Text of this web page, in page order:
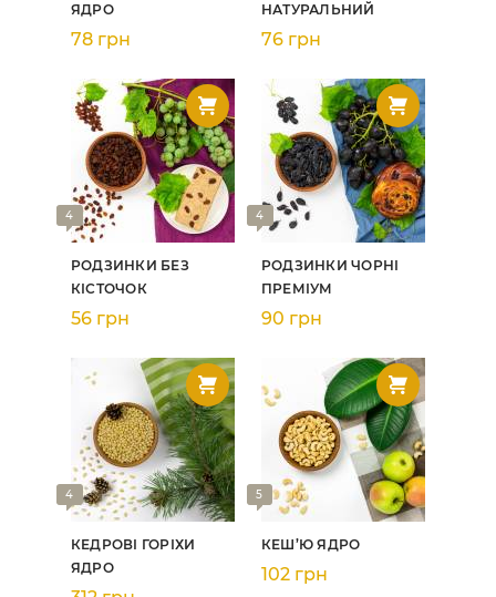
ЯДРО
78 грн
НАТУРАЛЬНИЙ
76 грн
4
РОДЗИНКИ БЕЗ
КІСТОЧОК
56 грн
4
РОДЗИНКИ ЧОРНІ
ПРЕМІУМ
90 грн
4
КЕДРОВІ ГОРІХИ
ЯДРО
5
КЕШ’Ю ЯДРО
102 грн